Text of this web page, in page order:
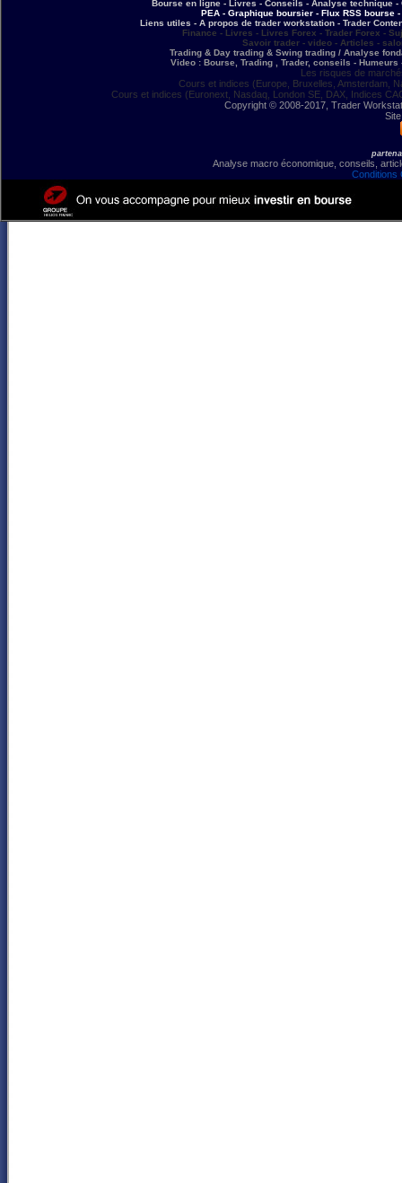
Bourse en ligne - Livres - Conseils - Analyse technique
PEA - Graphique boursier - Flux RSS bourse
Liens utiles - A propos de trader workstation - Trader
Finance - Livres - Livres Forex - Trader Forex -
Savoir trader - video - Articles -
Trading & Day trading & Swing trading / Analyse
Video : Bourse, Trading , Trader, conseils -
Les risques de
Cours et indices (Europe, Bruxelles, Amsterdam,
Cours et indices (Euronext, Nasdaq, London SE, DAX, Indices
Copyright © 2008-2017, Trader
Analyse macro économique, conseils,
Conditions